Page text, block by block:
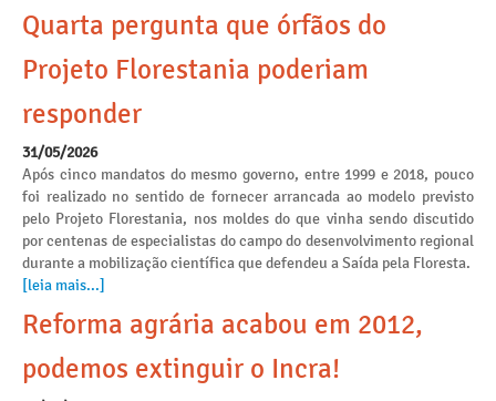
Quarta pergunta que órfãos do
Projeto Florestania poderiam
responder
31/05/2026
Após cinco mandatos do mesmo governo, entre 1999 e 2018, pouco
foi realizado no sentido de fornecer arrancada ao modelo previsto
pelo Projeto Florestania, nos moldes do que vinha sendo discutido
por centenas de especialistas do campo do desenvolvimento regional
durante a mobilização científica que defendeu a Saída pela Floresta.
[leia mais...]
Reforma agrária acabou em 2012,
podemos extinguir o Incra!